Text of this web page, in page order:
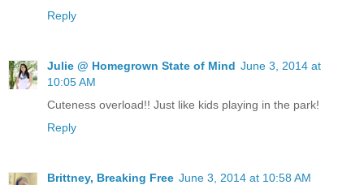
Reply
Julie @ Homegrown State of Mind June 3, 2014 at
10:05 AM
Cuteness overload!! Just like kids playing in the park!
Reply
Brittney, Breaking Free June 3, 2014 at 10:58 AM